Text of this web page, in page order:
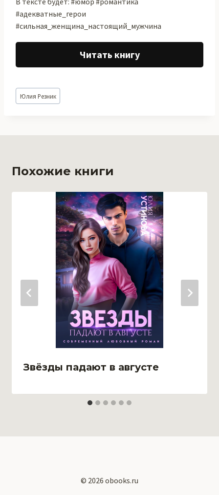
#адекватные_герои
#сильная_женщина_настоящий_мужчина
Читать книгу
Метки
записи:
Юлия Резник
Похожие книги
Звёзды падают в августе
© 2026 obooks.ru